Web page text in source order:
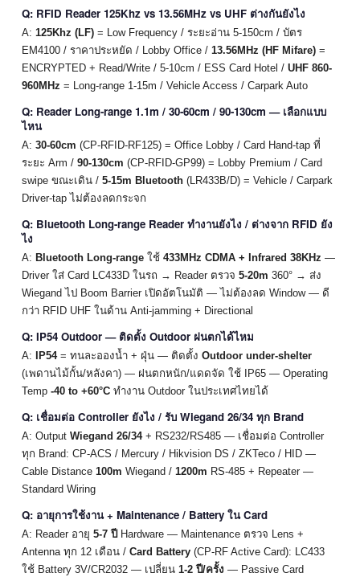
Q: RFID Reader 125Khz vs 13.56MHz vs UHF ต่างกันยังไง
A: 125Khz (LF) = Low Frequency / ระยะอ่าน 5-150cm / บัตร
EM4100 / ราคาประหยัด / Lobby Office / 13.56MHz (HF Mifare) =
ENCRYPTED + Read/Write / 5-10cm / ESS Card Hotel / UHF 860-
960MHz = Long-range 1-15m / Vehicle Access / Carpark Auto
Q: Reader Long-range 1.1m / 30-60cm / 90-130cm — เลือกแบบ
ไหน
A: 30-60cm (CP-RFID-RF125) = Office Lobby / Card Hand-tap ที่
ระยะ Arm / 90-130cm (CP-RFID-GP99) = Lobby Premium / Card
swipe ขณะเดิน / 5-15m Bluetooth (LR433B/D) = Vehicle / Carpark
Driver-tap ไม่ต้องลดกระจก
Q: Bluetooth Long-range Reader ทำงานยังไง / ต่างจาก RFID ยัง
ไง
A: Bluetooth Long-range ใช้ 433MHz CDMA + Infrared 38KHz —
Driver ใส่ Card LC433D ในรถ → Reader ตรวจ 5-20m 360° → ส่ง
Wiegand ไป Boom Barrier เปิดอัตโนมัติ — ไม่ต้องลด Window — ดี
กว่า RFID UHF ในด้าน Anti-jamming + Directional
Q: IP54 Outdoor — ติดตั้ง Outdoor ฝนตกได้ไหม
A: IP54= ทนละอองน้ำ + ฝุ่น — ติดตั้ง Outdoor under-shelter
(เพดานไม้กั้น/หลังคา) — ฝนตกหนัก/แดดจัด ใช้ IP65 — Operating
Temp -40 to +60°C ทำงาน Outdoor ในประเทศไทยได้
Q: เชื่อมต่อ Controller ยังไง / รับ Wiegand 26/34 ทุก Brand
A: Output Wiegand 26/34+ RS232/RS485 — เชื่อมต่อ Controller
ทุก Brand: CP-ACS / Mercury / Hikvision DS / ZKTeco / HID —
Cable Distance 100m Wiegand / 1200m RS-485 + Repeater —
Standard Wiring
Q: อายุการใช้งาน + Maintenance / Battery ใน Card
A: Reader อายุ 5-7 ปี Hardware — Maintenance ตรวจ Lens +
Antenna ทุก 12 เดือน / Card Battery (CP-RF Active Card): LC433
ใช้ Battery 3V/CR2032 — เปลี่ยน 1-2 ปี/ครั้ง — Passive Card